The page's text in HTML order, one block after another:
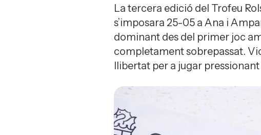
La tercera edició del Trofeu
s’imposara 25-05 a Ana i
dominant des del primer joc
completament sobrepassat.
llibertat per a jugar